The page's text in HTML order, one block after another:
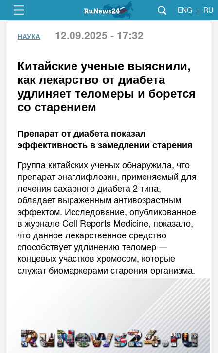
ENG | RU
НАУКА 12.09.2025 - 17:32
Китайские ученые выяснили,
как лекарство от диабета
удлиняет теломеры и борется
со старением
Препарат от диабета показал
эффективность в замедлении старения
Группа китайских ученых обнаружила, что
препарат энаглифлозин, применяемый для
лечения сахарного диабета 2 типа,
обладает выраженным антивозрастным
эффектом. Исследование, опубликованное
в журнале Cell Reports Medicine, показало,
что данное лекарственное средство
способствует удлинению теломер —
концевых участков хромосом, которые
служат биомаркерами старения организма.